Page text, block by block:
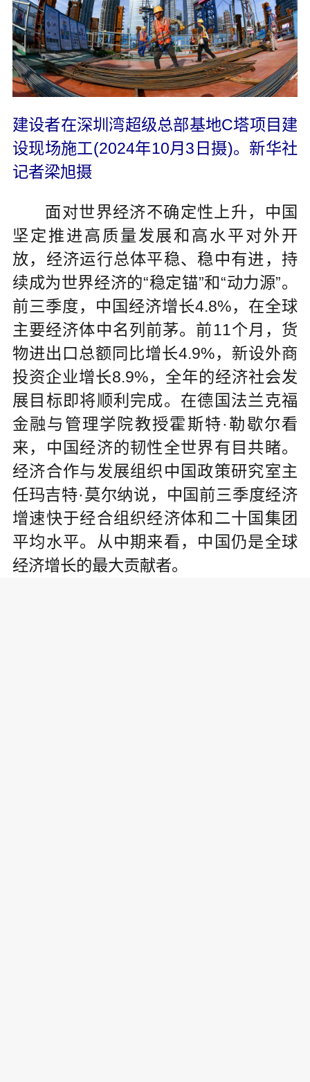
建设者在深圳湾超级总部基地C塔项目建
设现场施工(2024年10月3日摄)。新华社
记者梁旭摄
面对世界经济不确定性上升，中国
坚定推进高质量发展和高水平对外开
放，经济运行总体平稳、稳中有进，持
续成为世界经济的“稳定锚”和“动力源”。
前三季度，中国经济增长4.8%，在全球
主要经济体中名列前茅。前11个月，货
物进出口总额同比增长4.9%，新设外商
投资企业增长8.9%，全年的经济社会发
展目标即将顺利完成。在德国法兰克福
金融与管理学院教授霍斯特·勒歇尔看
来，中国经济的韧性全世界有目共睹。
经济合作与发展组织中国政策研究室主
任玛吉特·莫尔纳说，中国前三季度经济
增速快于经合组织经济体和二十国集团
平均水平。从中期来看，中国仍是全球
经济增长的最大贡献者。